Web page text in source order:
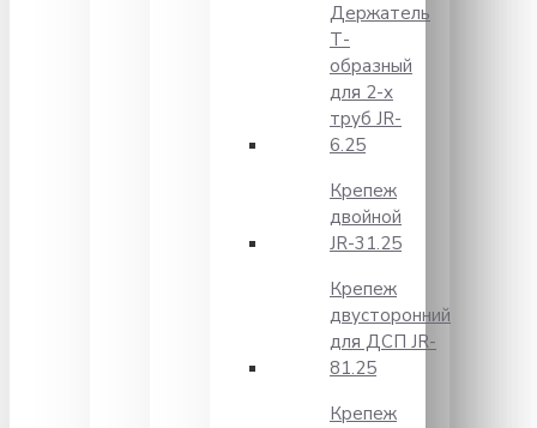
Держатель
Т-
образный
для 2-х
труб JR-
6.25
Крепеж
двойной
JR-31.25
Крепеж
двусторонний
для ДСП JR-
81.25
Крепеж